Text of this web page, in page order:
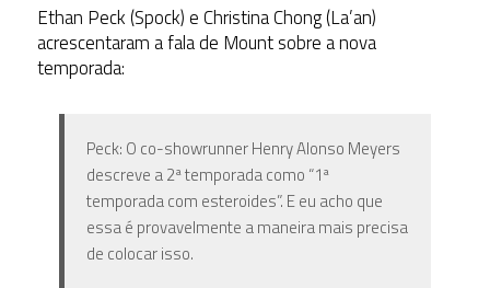
Ethan Peck (Spock) e Christina Chong (La’an)
acrescentaram a fala de Mount sobre a nova
temporada:
Peck: O co-showrunner Henry Alonso Meyers
descreve a 2ª temporada como “1ª
temporada com esteroides”. E eu acho que
essa é provavelmente a maneira mais precisa
de colocar isso.